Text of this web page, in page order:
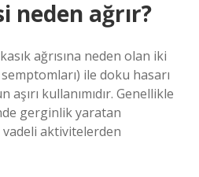
neden ağrır?
ağrısına neden olan iki
ile doku hasarı
kullanımıdır. Genellikle
gerginlik yaratan
aktivitelerden